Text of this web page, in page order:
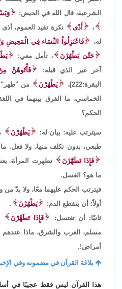
الشرعية، قال الله في الحيض:
،
أَذًى
نكرة تفيد العموم،
له،
فَاعْتَزِلُواْ النِّسَاء فِي الْمَحِيضِ
حَتَّىَ يَطْهُرْنَ
، تأمل معي:
آخر غير الذي قبله:
فَأْتُوهُنَّ
البقرة:222]،
يَطْهُرْنَ
من "طهر"
الخماسي، ما الفرق بينهما في
الحكم؟
سيترتب عليه: بيان له: يَطْهُرْنَ
طبعي، بدون تكلف منها، ولا فعل.
فَإِذَا تَطَهَّرْنَ
تطهرت المرأة،
ما هو؟ الغسل.
فيترتب الحكم عليهما معًا، ولا بدّ من
أولاً: أن ينقطع الدم:
يَطْهُرْنَ
.
ثانيًا: أن تغتسل:
فَإِذَا تَطَهَّرْنَ
مسلم، الغرب والشرق، ماذا
أمراض!.
بلاغة القرآن في مضمونه وفي
هذا القرآن ليس فقط عجيبًا في